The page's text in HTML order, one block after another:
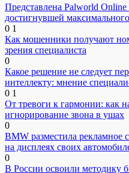
Представлена Palworld
достигнувшей
0 1
Как мошенники получают
зрения специалиста
0
Какое решение не следует
интеллекту: мнение
0 1
От тревоги к гармонии: как
игнорирование звона в ушах
0
BMW разместила рекламное
на дисплеях своих
0
В России освоили методику